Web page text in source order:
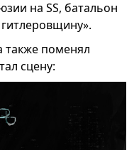
на SS, батальон
также поменял
сцену: